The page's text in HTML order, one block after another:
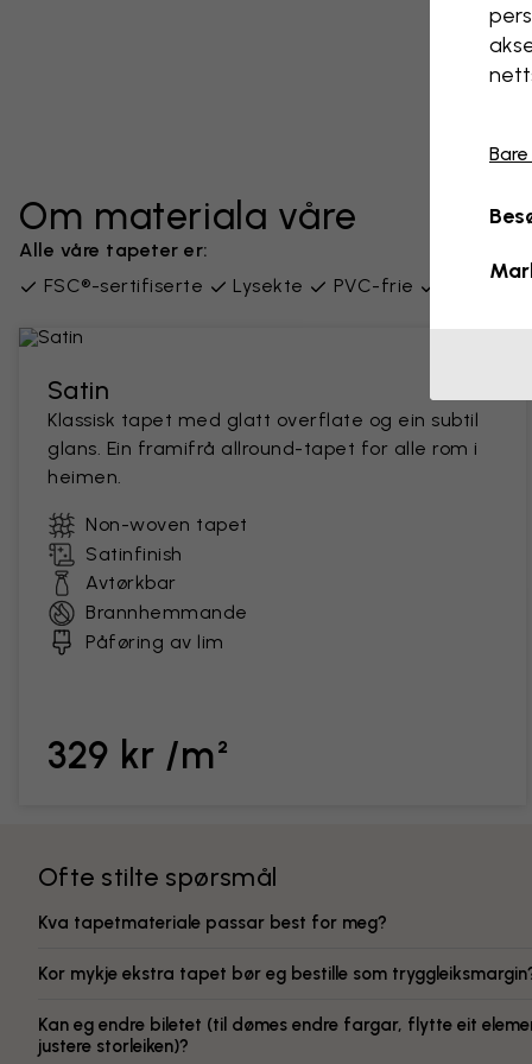
Om materiala våre
Alle våre tapeter er:
FSC®-sertifiserte
Lysekte PVC-frie Levert i
Satin
Klassisk tapet med glatt overflate og ein subtil
glans. Ein framifrå allround-tapet for alle rom i
heimen.
Non-woven tapet
Satinfinish
Avtørkbar
Brannhemmande
Påføring av lim
329 kr /m²
Ofte stilte spørsmål
Kva tapetmateriale passar best for meg?
Kor mykje ekstra tapet bør eg bestille som
Kan eg endre biletet (til dømes endre fargar, flytte eit
justere storleiken)?